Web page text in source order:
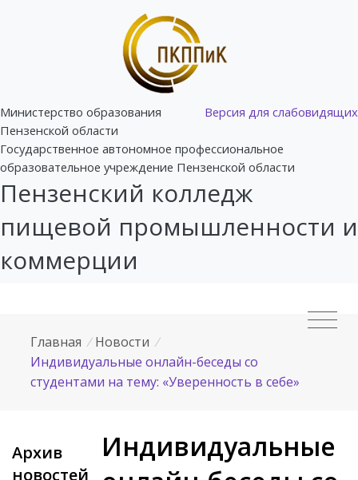
Версия для слабовидящих
Министерство образования
Пензенской области
Государственное автономное профессиональное
образовательное учреждение Пензенской области
Пензенский колледж
пищевой промышленности и
коммерции
Главная / Новости /
Индивидуальные онлайн-беседы со
студентами на тему: «Уверенность в себе»
Архив
новостей
Индивидуальные